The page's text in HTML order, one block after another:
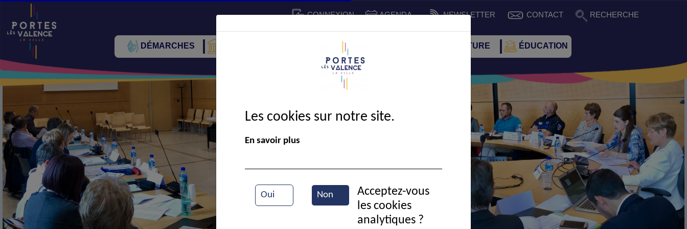
CONNEXION AGENDA NEWSLETTER CONTACT RECHERCHE
DÉMARCHES CADRE DE VIE SPORT ET CULTURE ÉDUCATION
Réunion du CLSPD
Les cookies sur notre site.
En savoir plus
Oui Non
Acceptez-vous
les cookies
analytiques ?